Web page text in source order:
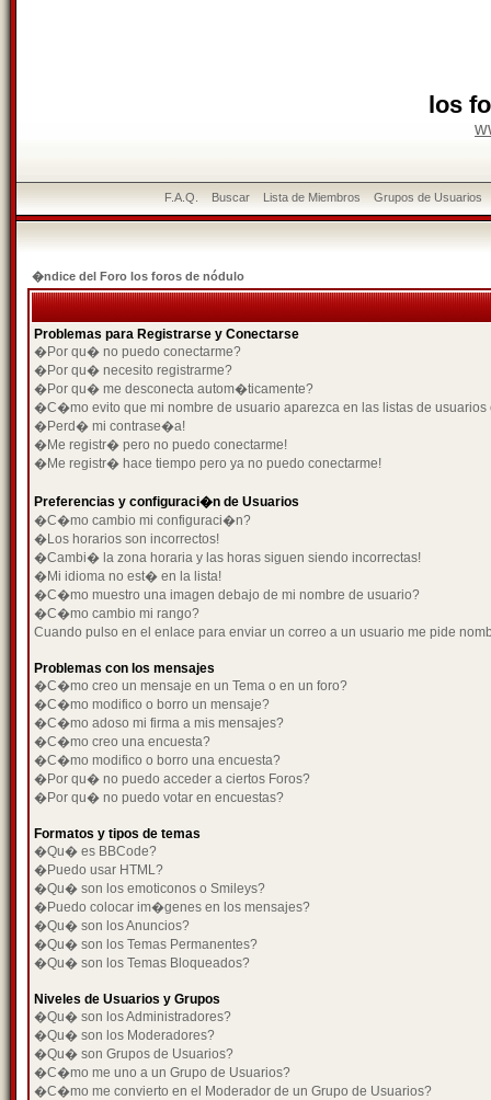
los
F.A.Q. Buscar Lista de Miembros Grupos de Usuarios
�ndice del Foro los foros de nódulo
Problemas para Registrarse y Conectarse
�Por qu� no puedo conectarme?
�Por qu� necesito registrarme?
�Por qu� me desconecta autom�ticamente?
�C�mo evito que mi nombre de usuario aparezca en las listas de usuarios
�Perd� mi contrase�a!
�Me registr� pero no puedo conectarme!
�Me registr� hace tiempo pero ya no puedo conectarme!
Preferencias y configuraci�n de Usuarios
�C�mo cambio mi configuraci�n?
�Los horarios son incorrectos!
�Cambi� la zona horaria y las horas siguen siendo incorrectas!
�Mi idioma no est� en la lista!
�C�mo muestro una imagen debajo de mi nombre de usuario?
�C�mo cambio mi rango?
Cuando pulso en el enlace para enviar un correo a un usuario me pide
Problemas con los mensajes
�C�mo creo un mensaje en un Tema o en un foro?
�C�mo modifico o borro un mensaje?
�C�mo adoso mi firma a mis mensajes?
�C�mo creo una encuesta?
�C�mo modifico o borro una encuesta?
�Por qu� no puedo acceder a ciertos Foros?
�Por qu� no puedo votar en encuestas?
Formatos y tipos de temas
�Qu� es BBCode?
�Puedo usar HTML?
�Qu� son los emoticonos o Smileys?
�Puedo colocar im�genes en los mensajes?
�Qu� son los Anuncios?
�Qu� son los Temas Permanentes?
�Qu� son los Temas Bloqueados?
Niveles de Usuarios y Grupos
�Qu� son los Administradores?
�Qu� son los Moderadores?
�Qu� son Grupos de Usuarios?
�C�mo me uno a un Grupo de Usuarios?
�C�mo me convierto en el Moderador de un Grupo de Usuarios?